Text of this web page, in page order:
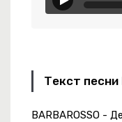
Текст
BARBAROSSO -